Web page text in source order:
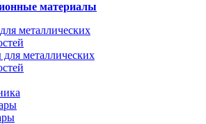
материалы
металлических
металлических